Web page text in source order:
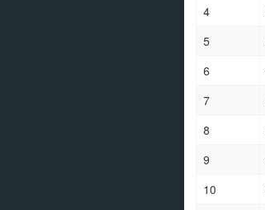
4
5
6
7
8
9
10